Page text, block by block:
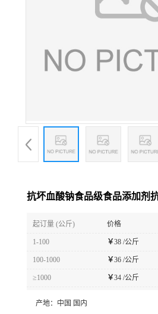
抗坏血酸钠食品级食品添加剂
起订量 (公斤) 价格
1-100 ￥38 /公斤
100-1000 ￥36 /公斤
≥1000 ￥34 /公斤
产地： 中国 国内